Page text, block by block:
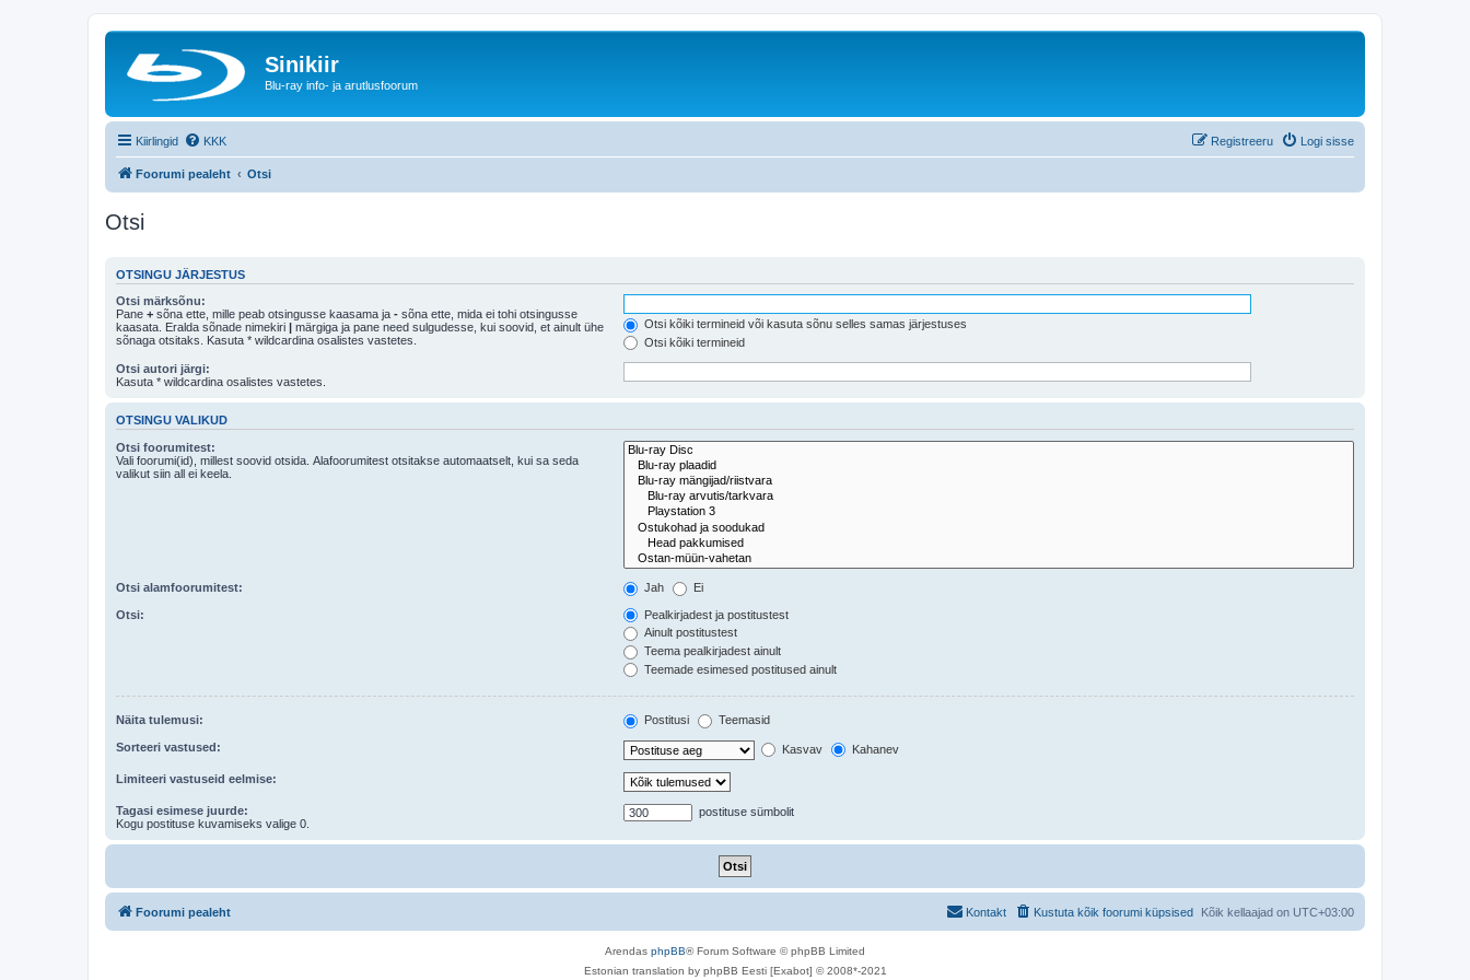
Sinikiir
Blu-ray info- ja arutlusfoorum
Kiirlingid KKK Logi sisse
Registreeru
Foorumi pealeht Otsi
Otsi
OTSINGU JÄRJESTUS
Otsi märksõnu:
Pane + sõna ette, mille peab otsingusse kaasama ja - sõna ette, mida ei tohi otsingusse
kaasata. Eralda sõnade nimekiri | märgiga ja pane need sulgudesse, kui soovid, et ainult ühe
sõnaga otsitaks. Kasuta * wildcardina osalistes vastetes.
Otsi kõiki termineid või kasuta sõnu selles samas järjestuses
Otsi kõiki termineid
Otsi autori järgi:
Kasuta * wildcardina osalistes vastetes.
OTSINGU VALIKUD
Otsi foorumitest:
Vali foorumi(id), millest soovid otsida. Alafoorumitest otsitakse automaatselt, kui sa seda
valikut siin all ei keela.
Otsi alamfoorumitest: Jah Ei
Otsi:
Pealkirjadest ja postitustest
Ainult postitustest
Teema pealkirjadest ainult
Teemade esimesed postitused ainult
Näita tulemusi: Postitusi Teemasid
Sorteeri vastused: Kasvav Kahanev
Limiteeri vastuseid eelmise:
Tagasi esimese juurde:
Kogu postituse kuvamiseks valige 0.
postituse sümbolit
Foorumi pealeht Kõik kellaajad on UTC+03:00
Kustuta kõik foorumi küpsised
Kontakt
Arendas phpBB® Forum Software © phpBB Limited
Estonian translation by phpBB Eesti [Exabot] © 2008*-2021